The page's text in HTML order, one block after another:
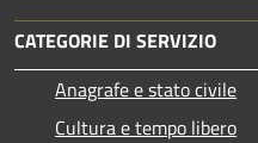
CATEGORIE DI SERVIZIO
Anagrafe e stato civile
Cultura e tempo libero